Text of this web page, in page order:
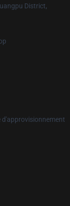
District,
d'approvisionnement